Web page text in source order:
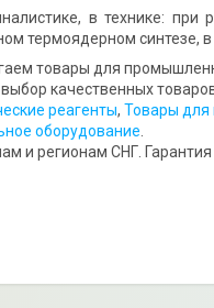
в технике: при
термоядерном синтезе,
товары для
качественных
реагенты, Товары
оборудование
и регионам СНГ.